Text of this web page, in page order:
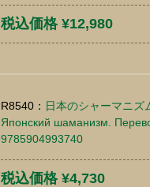
税込価格 ¥12,980
R8540： 日本のシャーマニ
Японский шаманизм.
9785904993740
税込価格 ¥4,730